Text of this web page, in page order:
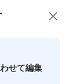
す
せて編集